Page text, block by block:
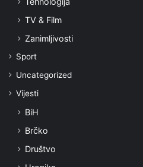
TV & Film
Zanimljivosti
Sport
Uncategorized
Vijesti
BiH
Brčko
Društvo